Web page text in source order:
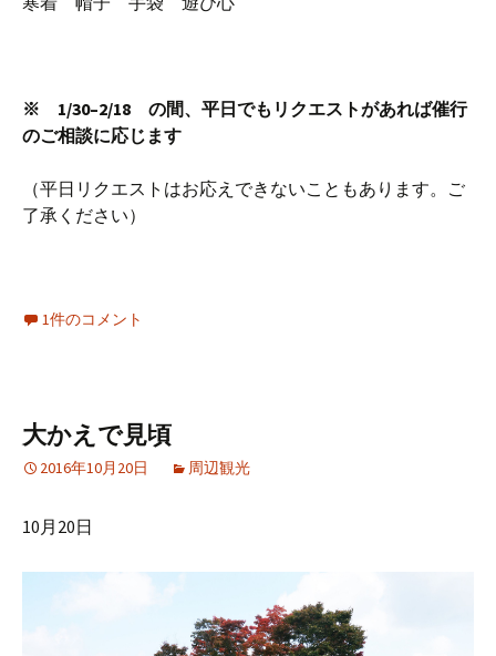
※ 1/30–2/18 の間、平日でもリクエストがあれば催行
のご相談に応じます
（平日リクエストはお応えできないこともあります。ご
了承ください）
1件のコメント
大かえで見頃
2016年10月20日 周辺観光
10月20日